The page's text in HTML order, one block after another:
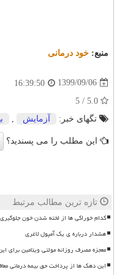
منبع: خود درمانی
1399/09/06
16:39:50
تگهای خبر:
آزمایش
این مطلب را می پسندید؟
تازه ترین مطالب مرتبط
کدام خوراکی ها از لخته شدن خون
هشدار درباره ی یک آمپول لاغری
معجزه مصرف روزانه مولتی ویتامین برای
این دهک ها از پرداخت حق بیمه درمانی